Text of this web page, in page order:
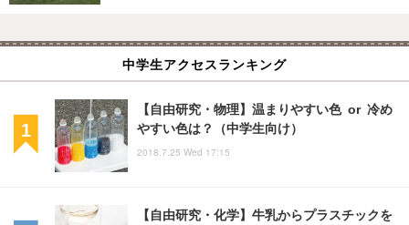
中学生アクセスランキング
【自由研究・物理】温まりやすい色 or 冷め
やすい色は？（中学生向け）
2018.7.25 Wed 17:15
【自由研究・化学】牛乳からプラスチックを